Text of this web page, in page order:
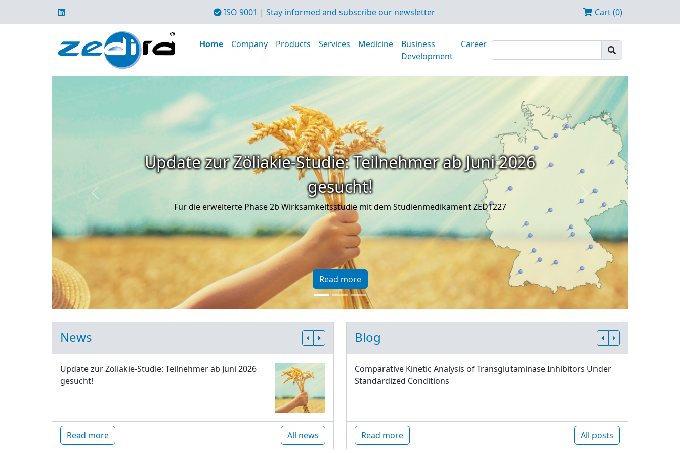
ISO 9001 | Stay informed and subscribe our newsletter Cart (0)
Home Company Products Services Medicine
Business
Development
Career
Update zur Zöliakie-Studie: Teilnehmer ab Juni 2026
gesucht!
Für die erweiterte Phase 2b Wirksamkeitsstudie mit dem Studienmedikament ZED1227
Read more
Previous Next
News
Update zur Zöliakie-Studie: Teilnehmer ab Juni 2026
gesucht!
Read more All news
Blog
Comparative Kinetic Analysis of Transglutaminase Inhibitors Under
Standardized Conditions
Read more All posts